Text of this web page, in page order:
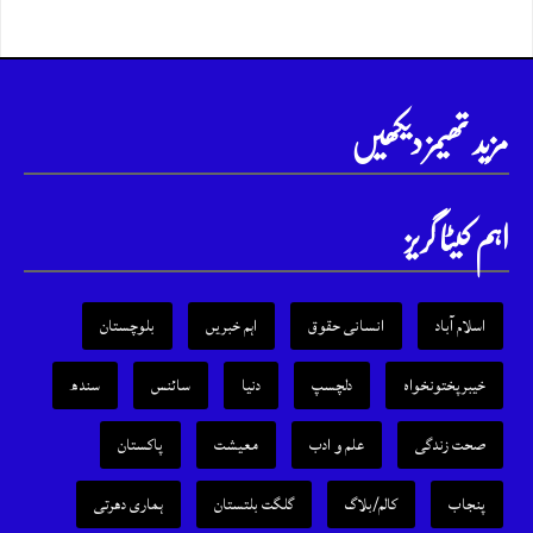
مزید تھیمز دیکھیں
اہم کیٹا گریز
اسلام آباد انسانی حقوق اہم خبریں
بلوچستان
خیبرپختونخواہ
دلچسپ دنیا سائنس
سندھ
صحت زندگی
علم و ادب معیشت
پاکستان
پنجاب
کالم/بلاگ گلگت بلتستان ہماری دھرتی